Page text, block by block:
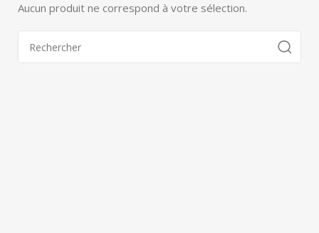
Aucun produit ne correspond à votre sélection.